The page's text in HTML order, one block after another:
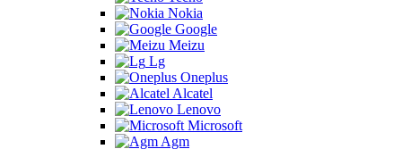
Nokia
Google
Meizu
Lg
Oneplus
Alcatel
Lenovo
Microsoft
Agm